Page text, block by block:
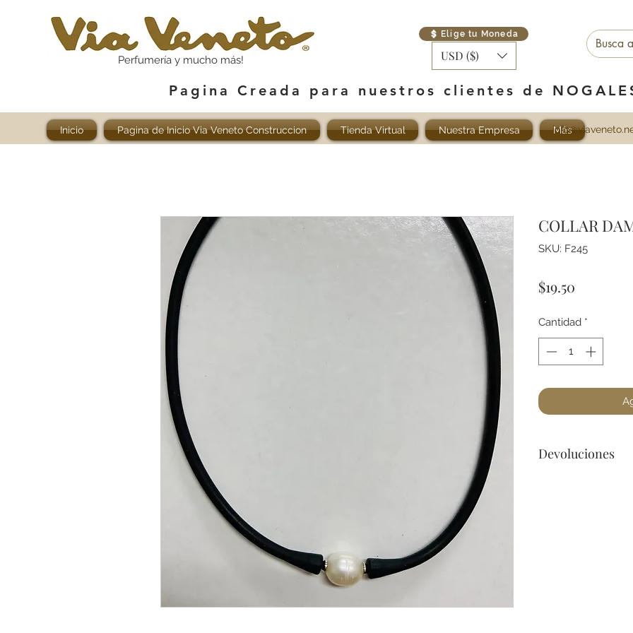
Perfumería y mucho más!
Elige tu Moneda
USD ($)
Pagina Creada para nuestros clientes de
Inicio Pagina de Inicio Via Veneto Construccion Tienda Virtual Nuestra Empresa Más
COLLAR
SKU: F245
$19.50
Cantidad *
Devoluciones